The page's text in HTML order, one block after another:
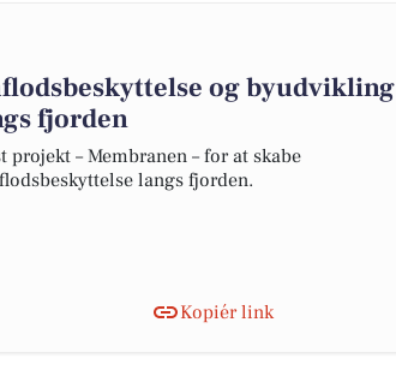
og byudvikling
fjorden
– Membranen – for at skabe
langs fjorden.
Kopiér link